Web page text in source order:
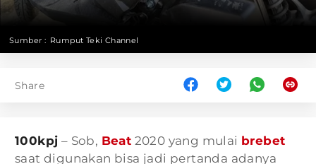
Sumber : Rumput Teki Channel
Share
100kpj – Sob, Beat 2020 yang mulai brebet
saat digunakan bisa jadi pertanda adanya